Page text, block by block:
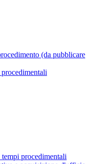
(da pubblicare
procedimentali